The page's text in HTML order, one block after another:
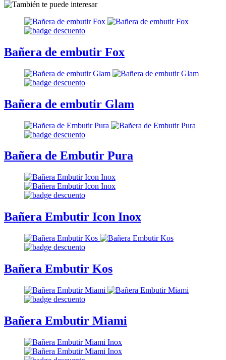
Bañera de embutir Fox
Bañera de embutir Glam
Bañera de Embutir Pura
Bañera Embutir Icon Inox
Bañera Embutir Kos
Bañera Embutir Miami